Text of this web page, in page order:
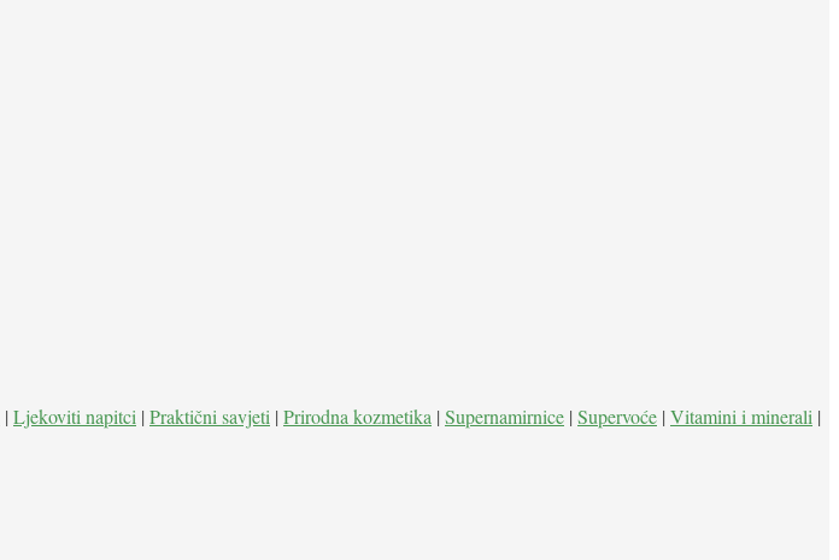
| Ljekoviti napitci | Praktični savjeti | Prirodna kozmetika | Supernamirnice | Supervoće | Vitamini i minerali |